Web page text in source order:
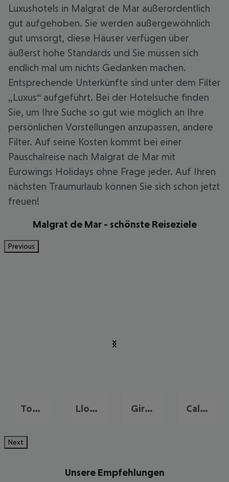
Luxushotels in Malgrat de Mar außerordentlich
gut aufgehoben. Sie werden außergewöhnlich
gut umsorgt, diese Häuser verfügen über
äußerst hohe Standards und Sie müssen sich
endlich mal um nichts Gedanken machen.
Entsprechende Unterkünfte sind unter dem Filter
„Luxus“ aufgeführt. Bei der Hotelsuche finden
Sie, um Ihre Suche so gut wie möglich an Ihre
persönlichen Vorstellungen anzupassen, andere
Filter. Auf seine Kosten kommt bei einer
Pauschalreise nach Malgrat de Mar mit
Eurowings Holidays ohne Frage jeder. Auf Ihren
nächsten Traumurlaub können Sie sich schon jetzt
freuen!
Malgrat de Mar - schönste Reiseziele
Previous
Tossa de Mar Lloret de Mar Girona Calella
Next
Unsere Empfehlungen